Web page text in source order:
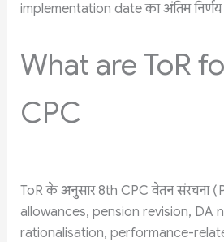
implementation date का अंतिम निर्णय
What are ToR
CPC
ToR के अनुसार 8th CPC वेतन संरचना
allowances, pension revision, DA
rationalisation, performance-